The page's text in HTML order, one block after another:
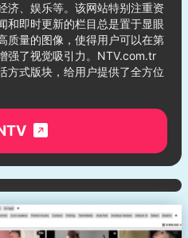
济、娱乐等。该网站特别注重资
和即时更新的栏目总是置于显眼
质量的图像，使得用户可以在第
强了视觉吸引力。NTV.com.tr
方式版块，给用户提供了全方位